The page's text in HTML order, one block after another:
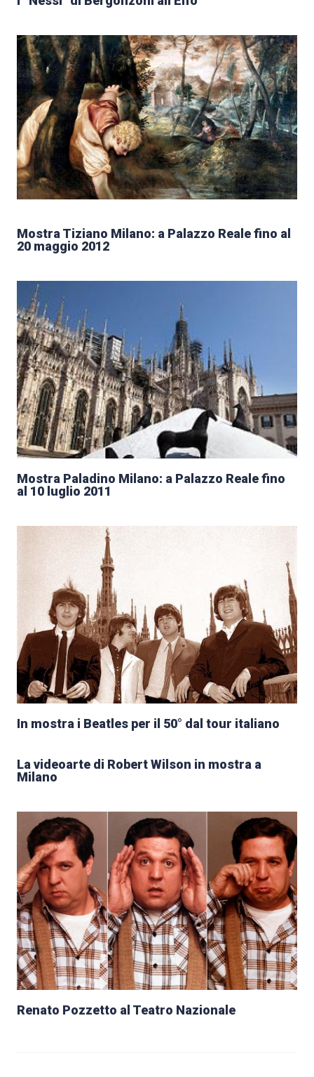
Mostra Tiziano Milano: a Palazzo Reale fino al
20 maggio 2012
Mostra Paladino Milano: a Palazzo Reale fino
al 10 luglio 2011
In mostra i Beatles per il 50° dal tour italiano
La videoarte di Robert Wilson in mostra a
Milano
Renato Pozzetto al Teatro Nazionale